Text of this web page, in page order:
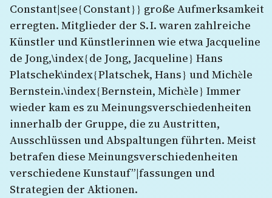
Constant|see{Constant}} große Aufmerksamkeit
erregten. Mitglieder der S. I. waren zahlreiche
Künstler und Künstlerinnen wie etwa Jacqueline
de Jong,\index{de Jong, Jacqueline} Hans
Platschek\index{Platschek, Hans}und Michèle
Bernstein.\index{Bernstein, Michèle} Immer
wieder kam es zu Meinungsverschiedenheiten
innerhalb der Gruppe, die zu Austritten,
Ausschlüssen und Abspaltungen führten. Meist
betrafen diese Meinungsverschiedenheiten
verschiedene Kunstauf”|fassungen und
Strategien der Aktionen.